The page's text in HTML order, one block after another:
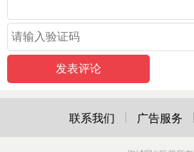
联系我们 广告服务